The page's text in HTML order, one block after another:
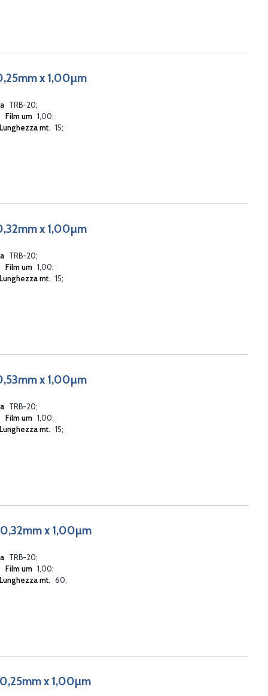
x 1,00µm
TRB-20
Film um 1,00
Lunghezza mt. 15
x 1,00µm
TRB-20
Film um 1,00
Lunghezza mt. 15
x 1,00µm
TRB-20
Film um 1,00
Lunghezza mt. 15
x 1,00µm
TRB-20
Film um 1,00
Lunghezza mt. 60
x 1,00µm